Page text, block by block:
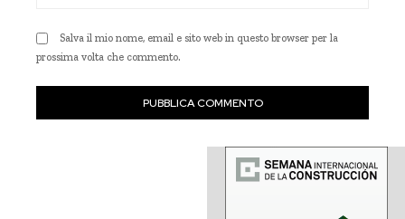
Salva il mio nome, email e sito web in questo browser per la
prossima volta che commento.